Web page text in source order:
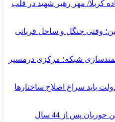
کربلا/ مهر رهبر شهید در قلب
وقتی جنگل و ساحل قربانی
هوشمندسازی شبکه؛ مرکزی درمسیر
باید سراغ اصلاح ساختارها
پس از 44 سال